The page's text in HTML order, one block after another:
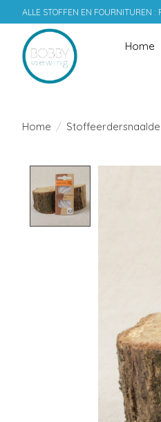
ALLE STOFFEN EN FOURNITUREN
Home
Home /